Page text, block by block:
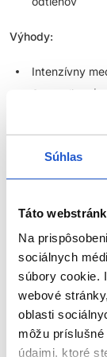
Súhlas
Táto
Na
sociálnych
súbory cookie.
webové
oblasti
môžu
údajmi, ktoré
Výhody:
Intenzívny
Starostlivosť
Vegánske
pôvodu
zdravého
výsledok.
Wella
oživte svoju
Hľadáte
bez poškodenia
Objavte Wella